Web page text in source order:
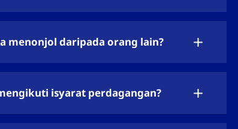
menonjol daripada orang lain?
isyarat perdagangan?